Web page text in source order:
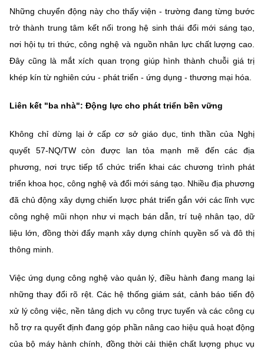
Những chuyển động này cho thấy viện - trường đang từng bước
trở thành trung tâm kết nối trong hệ sinh thái đổi mới sáng tạo,
nơi hội tụ tri thức, công nghệ và nguồn nhân lực chất lượng cao.
Đây cũng là mắt xích quan trọng giúp hình thành chuỗi giá trị
khép kín từ nghiên cứu - phát triển - ứng dụng - thương mại hóa.
Liên kết "ba nhà": Động lực cho phát triển bền vững
Không chỉ dừng lại ở cấp cơ sở giáo dục, tinh thần của Nghị
quyết 57-NQ/TW còn được lan tỏa mạnh mẽ đến các địa
phương, nơi trực tiếp tổ chức triển khai các chương trình phát
triển khoa học, công nghệ và đổi mới sáng tạo. Nhiều địa phương
đã chủ động xây dựng chiến lược phát triển gắn với các lĩnh vực
công nghệ mũi nhọn như vi mạch bán dẫn, trí tuệ nhân tạo, dữ
liệu lớn, đồng thời đẩy mạnh xây dựng chính quyền số và đô thị
thông minh.
Việc ứng dụng công nghệ vào quản lý, điều hành đang mang lại
những thay đổi rõ rệt. Các hệ thống giám sát, cảnh báo tiến độ
xử lý công việc, nền tảng dịch vụ công trực tuyến và các công cụ
hỗ trợ ra quyết định đang góp phần nâng cao hiệu quả hoạt động
của bộ máy hành chính, đồng thời cải thiện chất lượng phục vụ